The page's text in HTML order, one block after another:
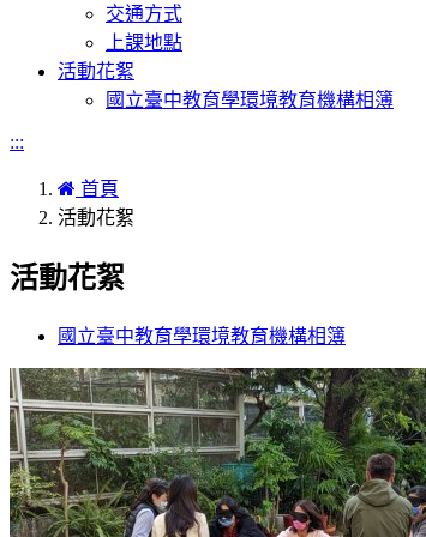
交通方式
上課地點
活動花絮
國立臺中教育學環境教育機構相簿
:::
首頁
活動花絮
活動花絮
國立臺中教育學環境教育機構相簿